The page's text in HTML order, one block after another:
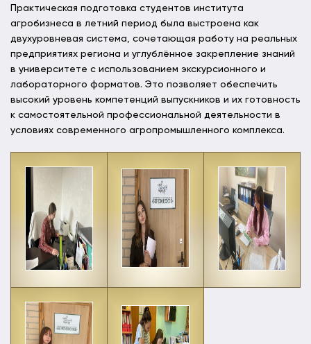
Практическая подготовка студентов института
агробизнеса в летний период была выстроена как
двухуровневая система, сочетающая работу на реальных
предприятиях региона и углублённое закрепление знаний
в университете с использованием экскурсионного и
лабораторного форматов. Это позволяет обеспечить
высокий уровень компетенций выпускников и их готовность
к самостоятельной профессиональной деятельности в
условиях современного агропромышленного комплекса.